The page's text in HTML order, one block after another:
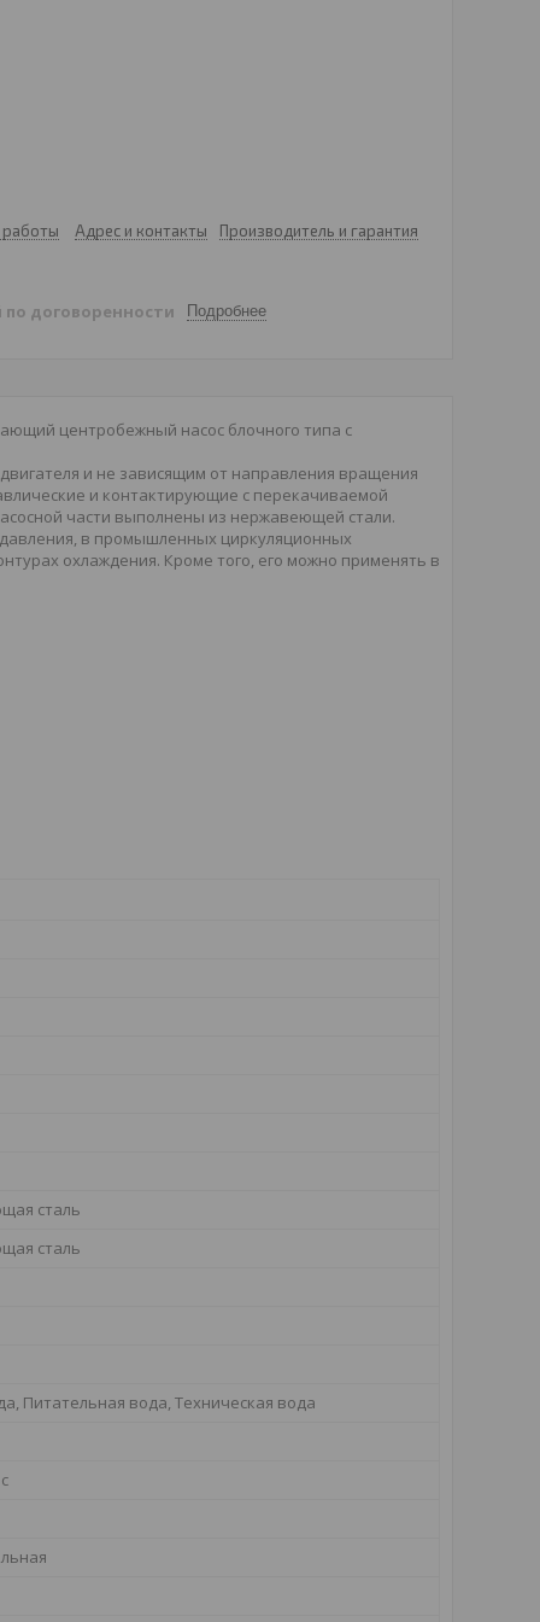
работы Адрес и контакты Производитель и гарантия
по договоренности Подробнее
центробежный насос блочного типа с
и не зависящим от направления вращения
и контактирующие с перекачиваемой
части выполнены из нержавеющей стали.
в промышленных циркуляционных
охлаждения. Кроме того, его можно применять в
сталь
сталь
Питательная вода, Техническая вода